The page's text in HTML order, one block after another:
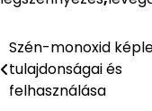
Bejegyzés
navigáció
Szén-monoxid
tulajdonságai és
felhasználása